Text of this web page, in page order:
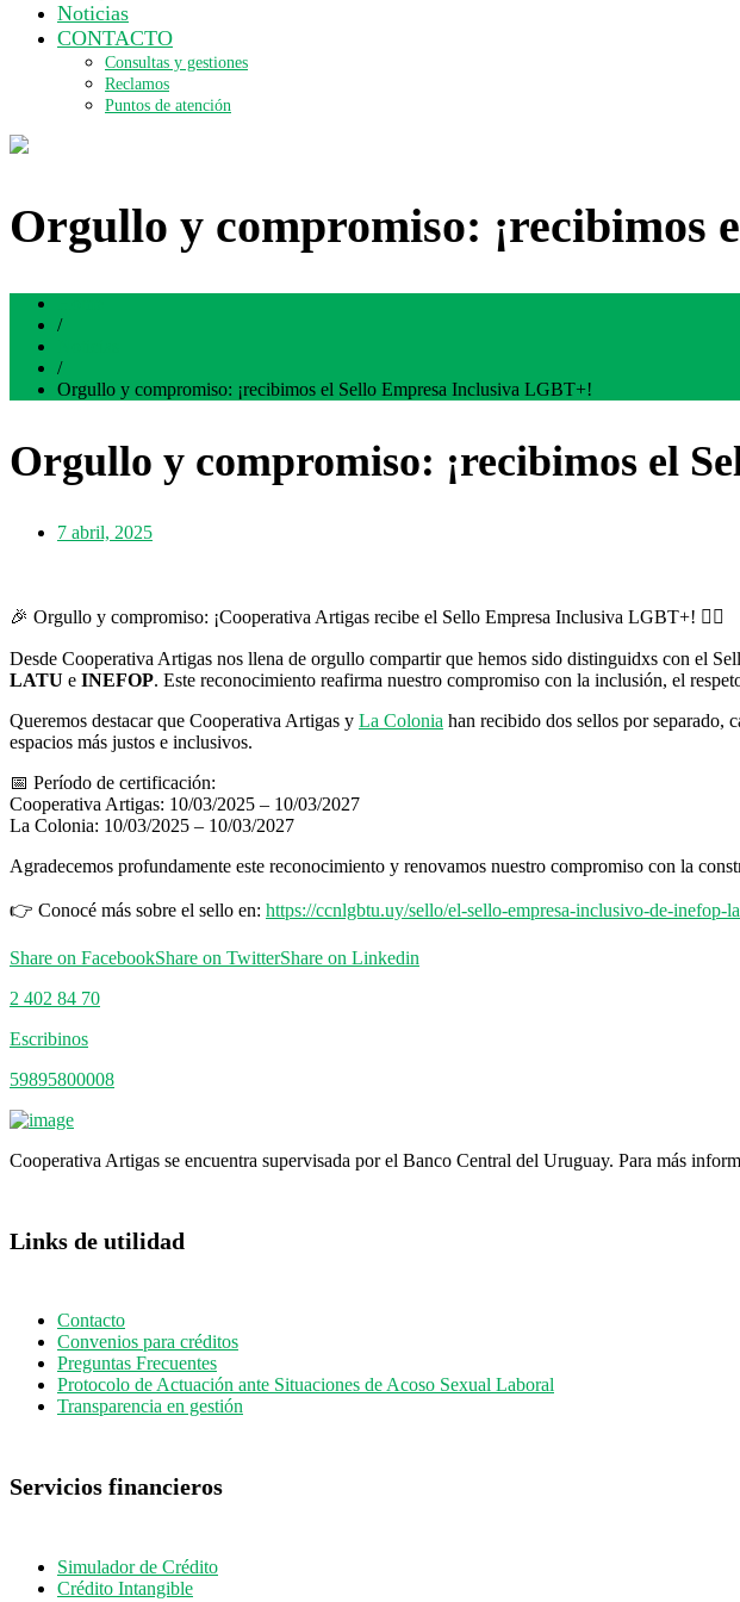
Noticias
CONTACTO
Consultas y gestiones
Reclamos
Puntos de atención
Orgullo y compromiso: ¡recibimos
/
/
Orgullo y compromiso: ¡recibimos el Sello Empresa Inclusiva LGBT+!
Orgullo y compromiso: ¡recibimos el
7 abril, 2025
🎉 Orgullo y compromiso: ¡Cooperativa Artigas recibe el Sello Empresa Inclusiva LGBT+! 🏳️‍🌈
Desde Cooperativa Artigas nos llena de orgullo compartir que hemos sido distinguidxs con el
LATU e INEFOP. Este reconocimiento reafirma nuestro compromiso con la inclusión, el
Queremos destacar que Cooperativa Artigas y La Colonia han recibido dos sellos por separado,
espacios más justos e inclusivos.
📅 Período de certificación:
Cooperativa Artigas: 10/03/2025 – 10/03/2027
La Colonia: 10/03/2025 – 10/03/2027
Agradecemos profundamente este reconocimiento y renovamos nuestro compromiso con la
👉 Conocé más sobre el sello en: https://ccnlgbtu.uy/sello/el-sello-empresa-inclusivo-de-inefop-
Share on FacebookShare on TwitterShare on Linkedin
2 402 84 70
Escribinos
59895800008
Cooperativa Artigas se encuentra supervisada por el Banco Central del Uruguay. Para más
Links de utilidad
Contacto
Convenios para créditos
Preguntas Frecuentes
Protocolo de Actuación ante Situaciones de Acoso Sexual Laboral
Transparencia en gestión
Servicios financieros
Simulador de Crédito
Crédito Intangible